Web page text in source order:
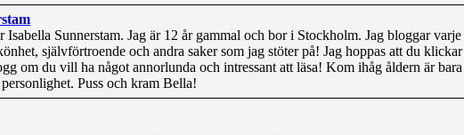
Isabella Sunnerstam. Jag är 12 år gammal och bor i Stockholm. Jag bloggar varje
självförtroende och andra saker som jag stöter på! Jag hoppas att du klickar
om du vill ha något annorlunda och intressant att läsa! Kom ihåg åldern är bara
Puss och kram Bella!